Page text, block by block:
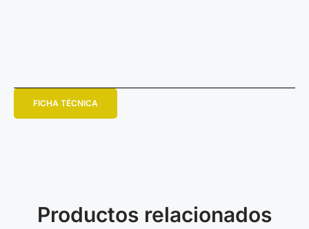
FICHA TÉCNICA
Productos relacionados